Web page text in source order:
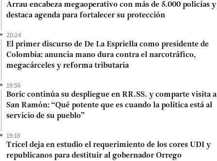
Arrau encabeza megaoperativo con más de 5.000 policías y
destaca agenda para fortalecer su protección
20:24
El primer discurso de De La Espriella como presidente de
Colombia: anuncia mano dura contra el narcotráfico,
megacárceles y reforma tributaria
19:56
Boric continúa su despliegue en RR.SS. y comparte visita a
San Ramón: “Qué potente que es cuando la política está al
servicio de su pueblo”
19:18
Tricel deja en estudio el requerimiento de los cores UDI y
republicanos para destituir al gobernador Orrego